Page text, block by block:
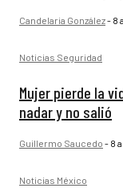
Candelaria González- 8
Noticias Seguridad
Mujer pierde la
nadar y no salió
Guillermo Saucedo - 8
Noticias México